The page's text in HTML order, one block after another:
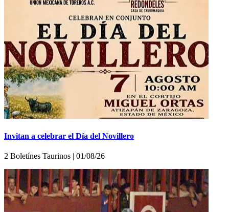
Invitan a celebrar el Día del Novillero
2 Boletínes Taurinos | 01/08/26